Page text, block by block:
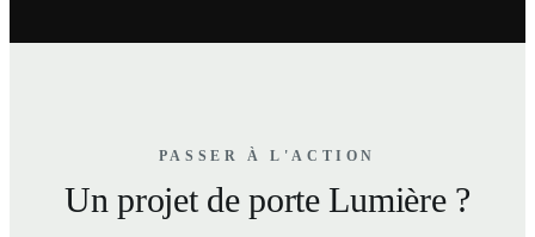
PASSER À L'ACTION
Un projet de porte Lumière ?